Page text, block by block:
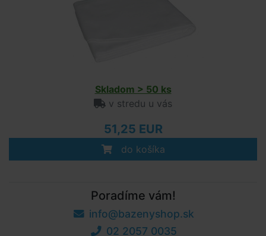
Skladom > 50 ks
v stredu u vás
51,25 EUR
do košíka
Poradíme vám!
info@bazenyshop.sk
02 2057 0035